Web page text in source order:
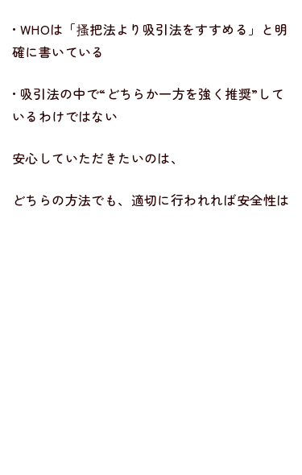
• WHOは「搔把法より吸引法をすすめる」と明
確に書いている
• 吸引法の中で“どちらか一方を強く推奨”して
いるわけではない
安心していただきたいのは、
どちらの方法でも、適切に行われれば安全性は